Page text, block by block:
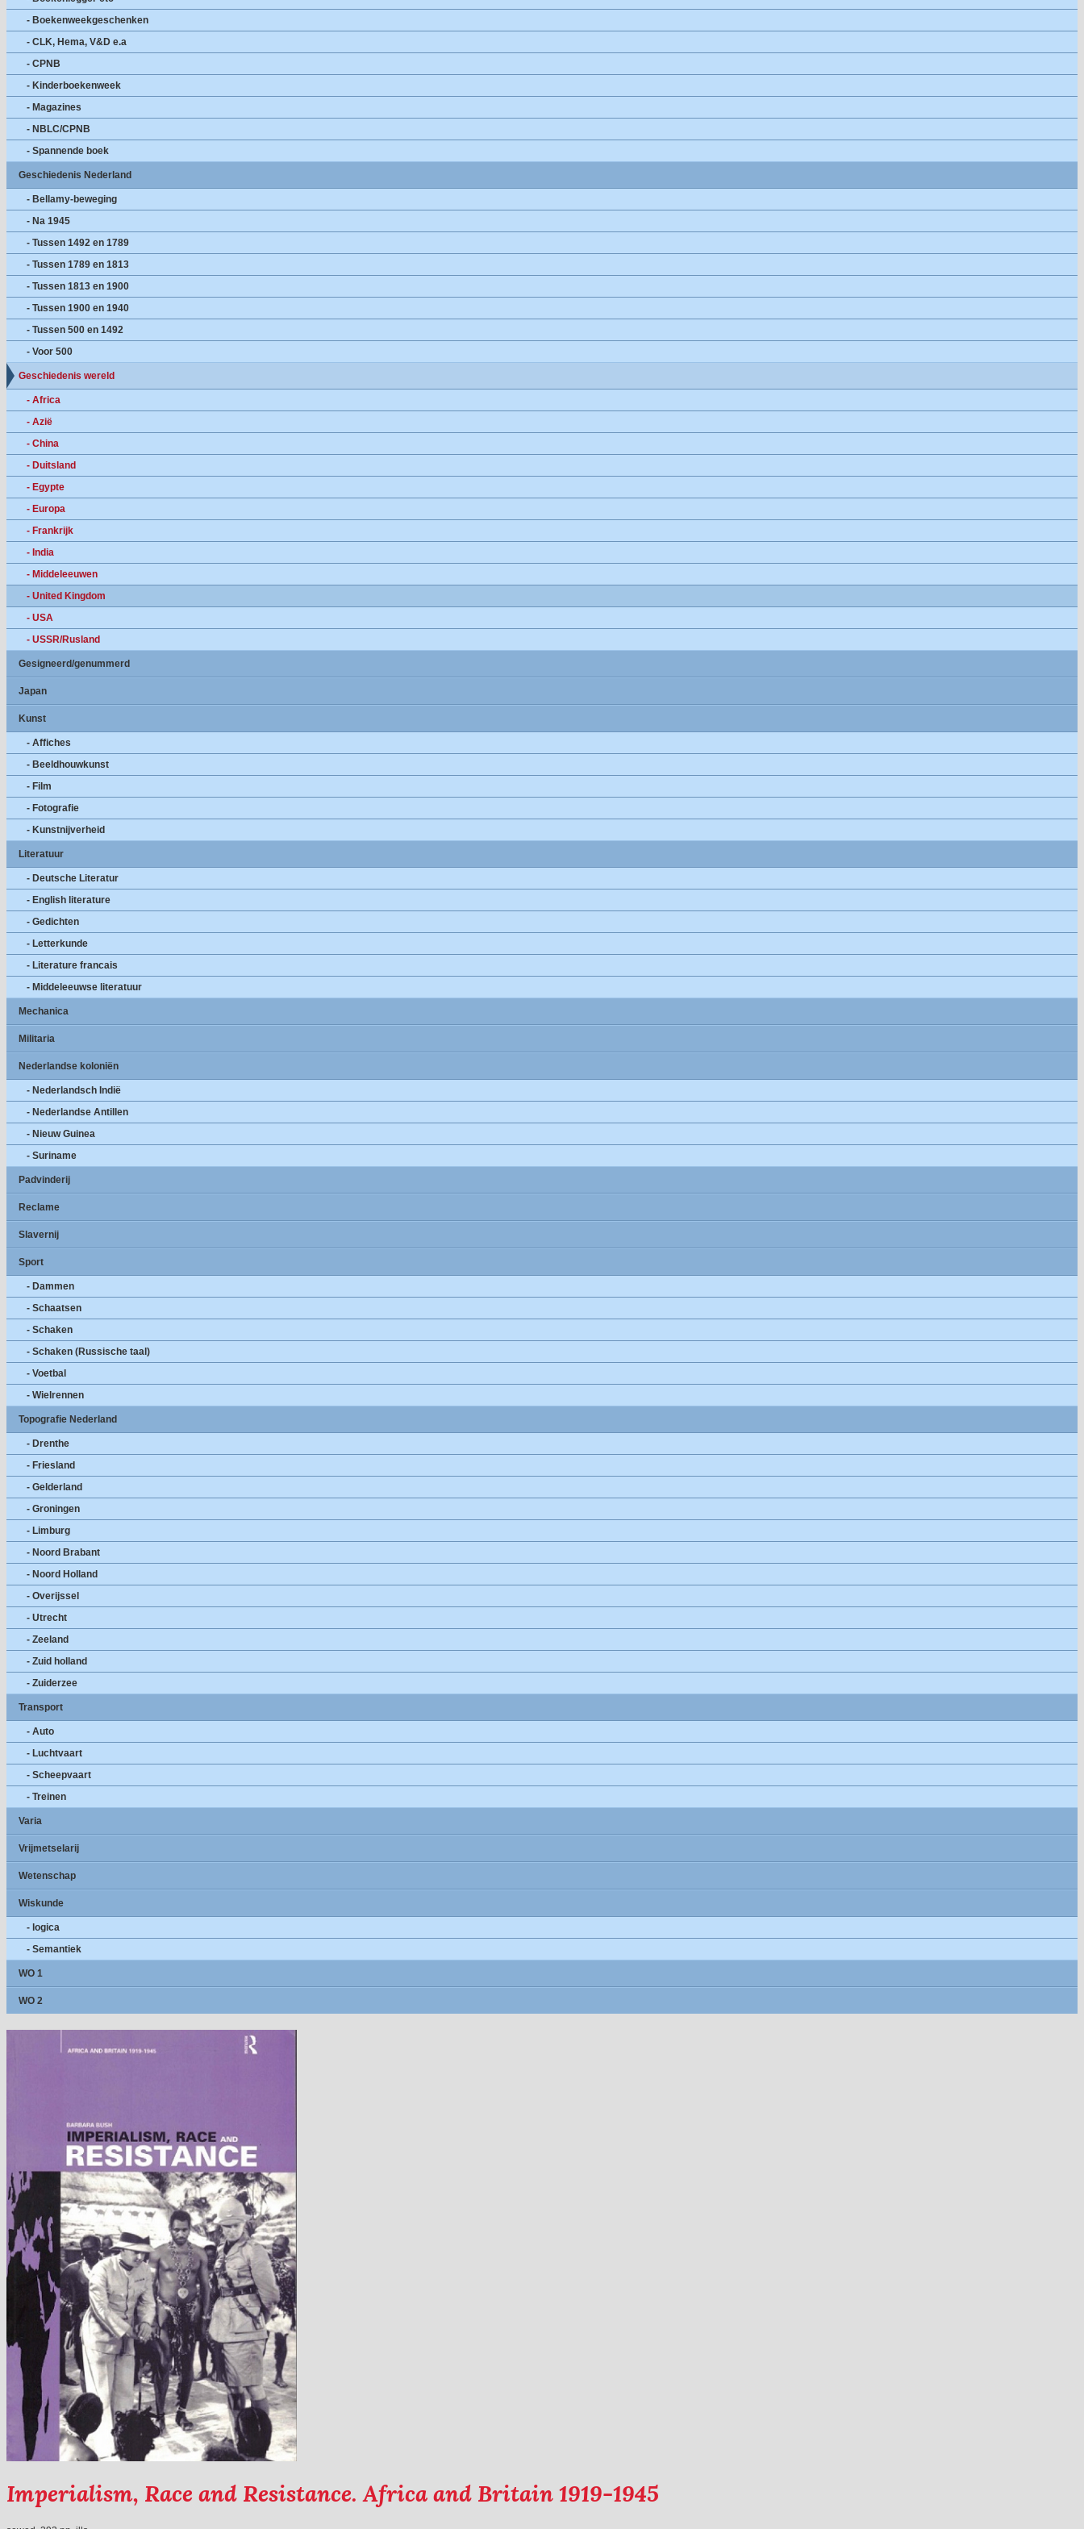
- Boekenweekgeschenken
- CLK, Hema, V&D e.a
- CPNB
- Kinderboekenweek
- Magazines
- NBLC/CPNB
- Spannende boek
Geschiedenis Nederland
- Bellamy-beweging
- Na 1945
- Tussen 1492 en 1789
- Tussen 1789 en 1813
- Tussen 1813 en 1900
- Tussen 1900 en 1940
- Tussen 500 en 1492
- Voor 500
Geschiedenis wereld
- Africa
- Azië
- China
- Duitsland
- Egypte
- Europa
- Frankrijk
- India
- Middeleeuwen
- United Kingdom
- USA
- USSR/Rusland
Gesigneerd/genummerd
Japan
Kunst
- Affiches
- Beeldhouwkunst
- Film
- Fotografie
- Kunstnijverheid
Literatuur
- Deutsche Literatur
- English literature
- Gedichten
- Letterkunde
- Literature francais
- Middeleeuwse literatuur
Mechanica
Militaria
Nederlandse koloniën
- Nederlandsch Indië
- Nederlandse Antillen
- Nieuw Guinea
- Suriname
Padvinderij
Reclame
Slavernij
Sport
- Dammen
- Schaatsen
- Schaken
- Schaken (Russische taal)
- Voetbal
- Wielrennen
Topografie Nederland
- Drenthe
- Friesland
- Gelderland
- Groningen
- Limburg
- Noord Brabant
- Noord Holland
- Overijssel
- Utrecht
- Zeeland
- Zuid holland
- Zuiderzee
Transport
- Auto
- Luchtvaart
- Scheepvaart
- Treinen
Varia
Vrijmetselarij
Wetenschap
Wiskunde
- logica
- Semantiek
WO 1
WO 2
Imperialism, Race and Resistance. Africa and Britain 1919-1945